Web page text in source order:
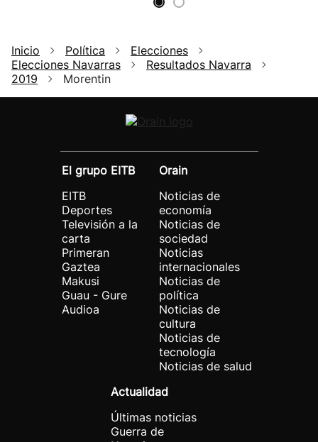
Inicio Política
Elecciones
Elecciones Navarras
Resultados Navarra
2019
Morentin
El grupo EITB
EITB
Deportes
Televisión a la
carta
Primeran
Gaztea
Makusi
Guau - Gure
Audioa
Orain
Noticias de
economía
Noticias de
sociedad
Noticias
internacionales
Noticias de
política
Noticias de
cultura
Noticias de
tecnología
Noticias de salud
Actualidad
Últimas noticias
Guerra de